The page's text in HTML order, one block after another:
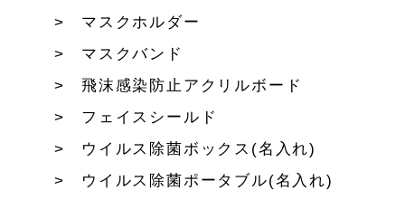
マスクホルダー
マスクバンド
飛沫感染防止アクリルボード
フェイスシールド
ウイルス除菌ボックス(名入れ)
ウイルス除菌ポータブル(名入れ)